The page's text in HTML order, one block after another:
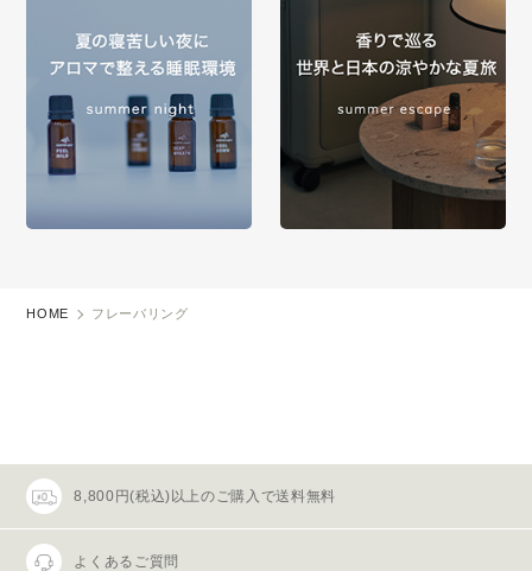
HOME フレーバリング
8,800円(税込)以上のご購入で送料無料
よくあるご質問